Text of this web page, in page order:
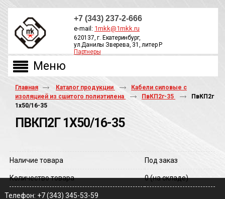
+7 (343) 237-2-666
e-mail: 1mkk@1mkk.ru
620137, г. Екатеринбург,
ул.Данилы Зверева, 31, литер Р
Партнеры
Главная Каталог продукции
Кабели силовые с
изоляцией из сшитого полиэтилена
ПвКП2г-35
ПвКП2г
1х50/16-35
ПВКП2Г 1Х50/16-35
Наличие товара Под заказ
Количество товара 0(на складе)
Телефон: +7 (343) 345-53-59